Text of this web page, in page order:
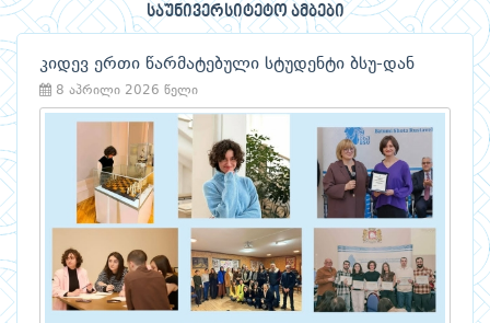
საუნივერსიტეტო ამბები
კიდევ ერთი წარმატებული სტუდენტი ბსუ-დან
8 აპრილი 2026 წელი